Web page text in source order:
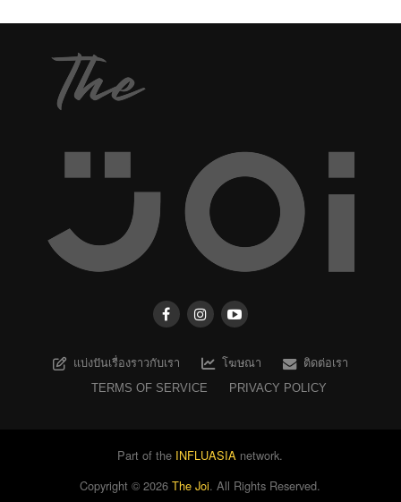
แบ่งปันเรื่องราวกับเรา โฆษณา
ติดต่อเรา
TERMS OF SERVICE
PRIVACY POLICY
Part of the INFLUASIA network.
Copyright ©2026 The Joi. All Rights Reserved.